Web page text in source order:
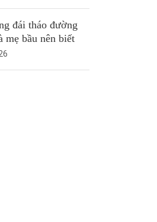
đái tháo đường
mẹ bầu nên biết